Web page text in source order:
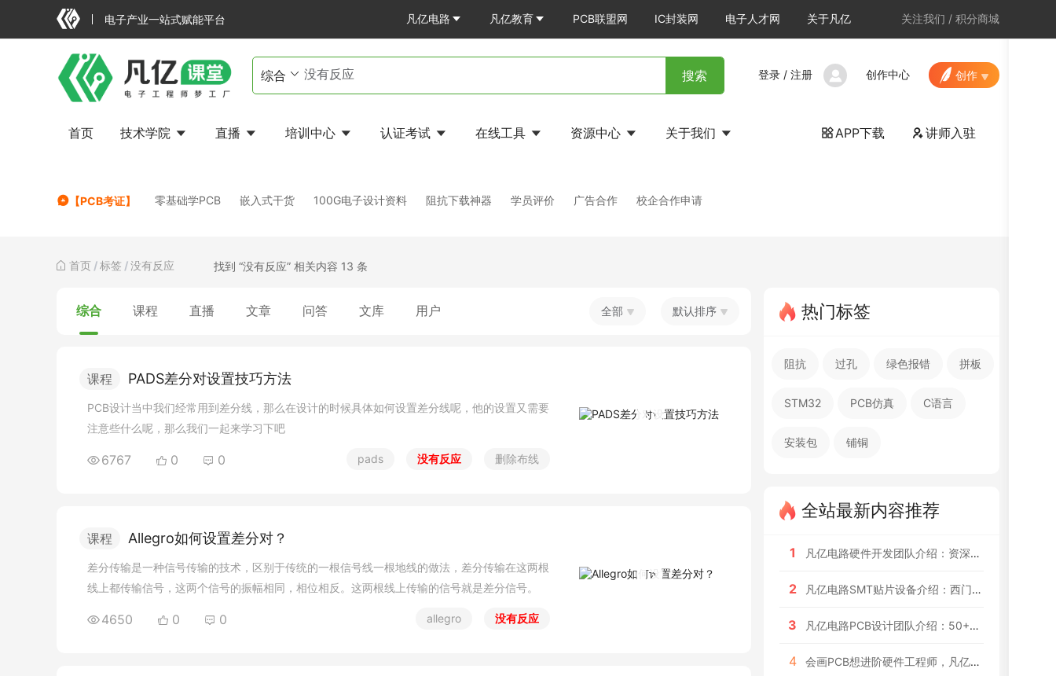
电子产业一站式赋能平台 凡亿电路 凡亿教育 PCB联盟网 IC封装网 电子人才网 关于凡亿 关注我们 / 积分商城
搜索 登录 / 注册 创作中心 创作
首页 技术学院 直播 培训中心 认证考试 在线工具 资源中心 关于我们 APP下载 讲师入驻
【PCB考证】 零基础学PCB 嵌入式干货 100G电子设计资料 阻抗下载神器 学员评价 广告合作 校企合作申请
首页 /标签 /没有反应 找到 “没有反应” 相关内容 13 条
全部 默认排序
综合 课程 直播 文章 问答 文库 用户
课程 PADS差分对设置技巧方法
PCB设计当中我们经常用到差分线，那么在设计的时候具体如何设置差分线呢，他的设置又需要
注意些什么呢，那么我们一起来学习下吧
6767 0 0 pads 没有反应 删除布线
课程 Allegro如何设置差分对？
差分传输是一种信号传输的技术，区别于传统的一根信号线一根地线的做法，差分传输在这两根
线上都传输信号，这两个信号的振幅相同，相位相反。这两根线上传输的信号就是差分信号。
4650 0 0 allegro 没有反应
热门标签
阻抗 过孔 绿色报错 拼板
STM32 PCB仿真 C语言
安装包 铺铜
全站最新内容推荐
1 凡亿电路硬件开发团队介绍：资深工程师背景和项目经验
2 凡亿电路SMT贴片设备介绍：西门子全自动产线+ASM贴片机配置
3 凡亿电路PCB设计团队介绍：50+位资深工程师，每年2000+款设计经验
4 会画PCB想进阶硬件工程师，凡亿这类课程适合你